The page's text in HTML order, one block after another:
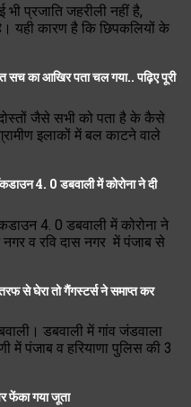
प्रजाति जहरीली नहीं है,
यही कारण है कि छिपकलियों के
सच का आखिर पता चल गया.. पढ़िए पूरी
जैसे सभी को पता है के कैसे
इलाकों में बल काटने वाले
4. 0 डबवाली में कोरोना ने दी
4. 0 डबवाली में कोरोना ने
व रवि दास नगर में पंजाब से
से घेरा तो गैंगस्टर्स ने समाप्त कर
डबवाली में गांव जंडवाला
में पंजाब व हरियाणा पुलिस की 3
फेंका गया जूता